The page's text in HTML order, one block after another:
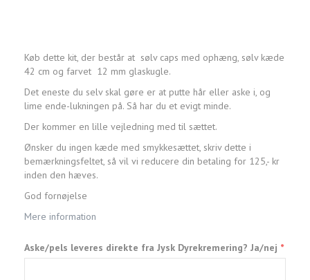
Køb dette kit, der består at sølv caps med ophæng, sølv kæde
42 cm og farvet 12 mm glaskugle.
Det eneste du selv skal gøre er at putte hår eller aske i, og
lime ende-lukningen på. Så har du et evigt minde.
Der kommer en lille vejledning med til sættet.
Ønsker du ingen kæde med smykkesættet, skriv dette i
bemærkningsfeltet, så vil vi reducere din betaling for 125,- kr
inden den hæves.
God fornøjelse
Mere information
Aske/pels leveres direkte fra Jysk Dyrekremering? Ja/nej